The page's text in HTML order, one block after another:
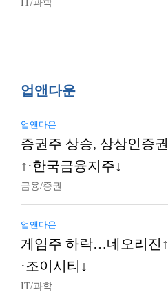
IT/과학
업앤다운
업앤다운
증권주 상승, 상상인증권
↑·한국금융지주↓
금융/증권
업앤다운
게임주 하락…네오리진↑
·조이시티↓
IT/과학